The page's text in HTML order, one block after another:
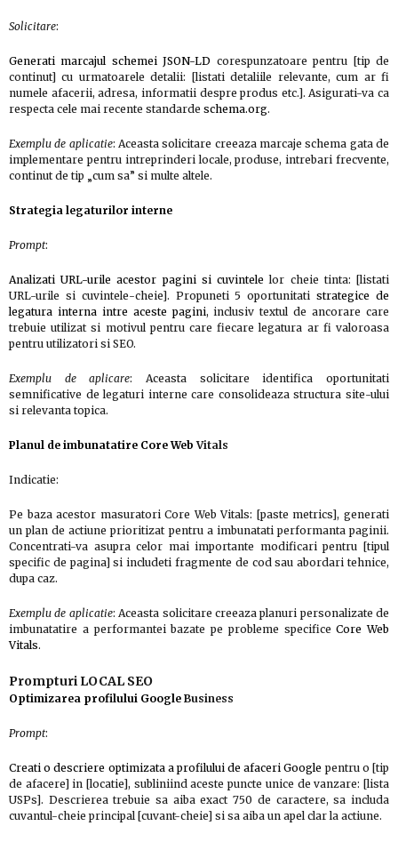
Solicitare:
Generati marcajul schemei JSON-LD corespunzatoare pentru [tip de
continut] cu urmatoarele detalii: [listati detaliile relevante, cum ar fi
numele afacerii, adresa, informatii despre produs etc.]. Asigurati-va ca
respecta cele mai recente standarde schema.org.
Exemplu de aplicatie: Aceasta solicitare creeaza marcaje schema gata de
implementare pentru intreprinderi locale, produse, intrebari frecvente,
continut de tip „cum sa” si multe altele.
Strategia legaturilor interne
Prompt:
Analizati URL-urile acestor pagini si cuvintele lor cheie tinta: [listati
URL-urile si cuvintele-cheie]. Propuneti 5 oportunitatistrategice de
legatura interna intre aceste pagini, inclusiv textul de ancorare care
trebuie utilizat si motivul pentru care fiecare legatura ar fi valoroasa
pentru utilizatori si SEO.
Exemplu de aplicare: Aceasta solicitare identifica oportunitati
semnificative de legaturi interne care consolideaza structura site-ului
si relevanta topica.
Planul de imbunatatire Core Web Vitals
Indicatie:
Pe baza acestor masuratori Core Web Vitals: [paste metrics], generati
un plan de actiune prioritizat pentru a imbunatati performanta paginii.
Concentrati-va asupra celor mai importante modificari pentru [tipul
specific de pagina] si includeti fragmente de cod sau abordari tehnice,
dupa caz.
Exemplu de aplicatie: Aceasta solicitare creeaza planuri personalizate de
imbunatatire a performantei bazate pe probleme specificeCore Web
Vitals.
Prompturi LOCAL SEO
Optimizarea profilului Google Business
Prompt:
Creati o descriere optimizata a profilului de afaceri Google pentru o [tip
de afacere] in [locatie], subliniind aceste puncte unice de vanzare: [lista
USPs]. Descrierea trebuie sa aiba exact 750 de caractere, sa includa
cuvantul-cheie principal [cuvant-cheie] si sa aiba un apel clar la actiune.